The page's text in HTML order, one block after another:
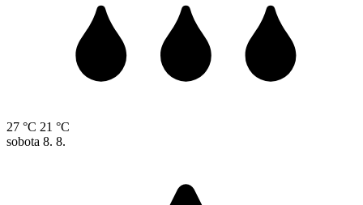
27 °C 21 °C
sobota 8. 8.